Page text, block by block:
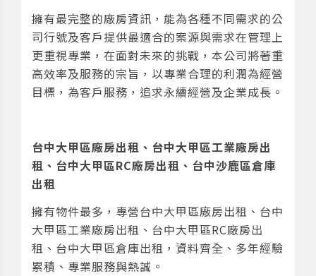
擁有最完整的廠房資訊，能為各種不同需求的公
司行號及客戶提供最適合的案源與需求在管理上
更重視專業，在面對未來的挑戰，本公司將著重
高效率及服務的宗旨，以專業合理的利潤為經營
目標，為客戶服務，追求永續經營及企業成長。
台中大甲區廠房出租、台中大甲區工業廠房出
租、台中大甲區RC廠房出租、台中沙鹿區倉庫
出租
擁有物件最多，專營台中大甲區廠房出租、台中
大甲區工業廠房出租、台中大甲區RC廠房出
租、台中大甲區倉庫出租，資料齊全、多年經驗
累積、專業服務與熱誠。